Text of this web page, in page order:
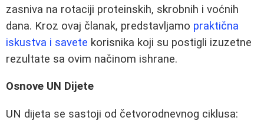
zasniva na rotaciji proteinskih, skrobnih i voćnih
dana. Kroz ovaj članak, predstavljamo praktična
iskustva i savete korisnika koji su postigli izuzetne
rezultate sa ovim načinom ishrane.
Osnove UN Dijete
UN dijeta se sastoji od četvorodnevnog ciklusa: